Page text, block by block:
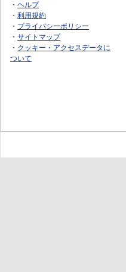
・ ヘルプ
・ 利用規約
・ プライバシーポリシー
・ サイトマップ
・ クッキー・アクセスデータに
ついて